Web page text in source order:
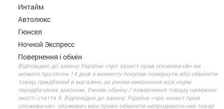
Интайм
Автолюкс
Гюнсел
Ночной Экспресс
Повернення і обмін
Відповідно до закону України «про захист прав споживачів» ви
можете протягом 14 днів з моменту покупки повернути або обміняти
товар, придбаний в магазині, за умови виконання всіх норм
передбачених законом. Умови обміну / повернення товару належної
якості стаття 9. Відповідно до закону України «про захист прав
споживачів»: споживач має право обміняти непродовольчий товар